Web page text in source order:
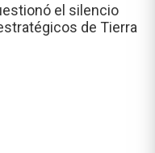
el silencio
de Tierra